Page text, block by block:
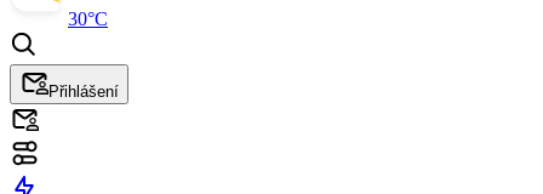
30°C
Přihlášení